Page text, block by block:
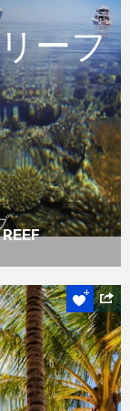
ーフ
別な1日ツ
レートバ
ます。